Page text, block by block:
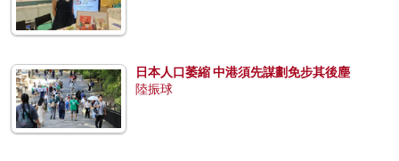
日本人口萎縮 中港須先謀劃免步其後塵
陸振球